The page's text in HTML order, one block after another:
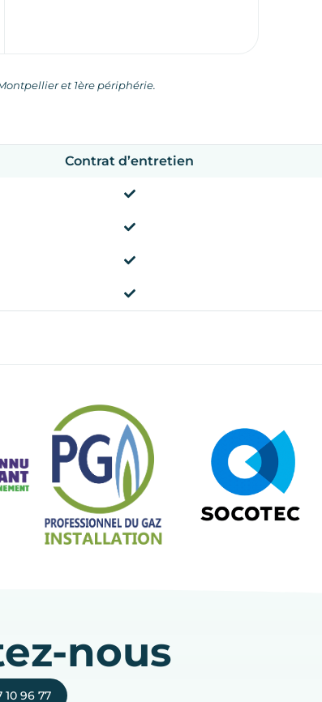
et 1ère périphérie.
Contrat d’entretien
nous
10 96 77